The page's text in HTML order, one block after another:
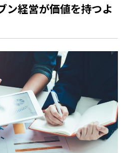
ン経営が価値を持つよ